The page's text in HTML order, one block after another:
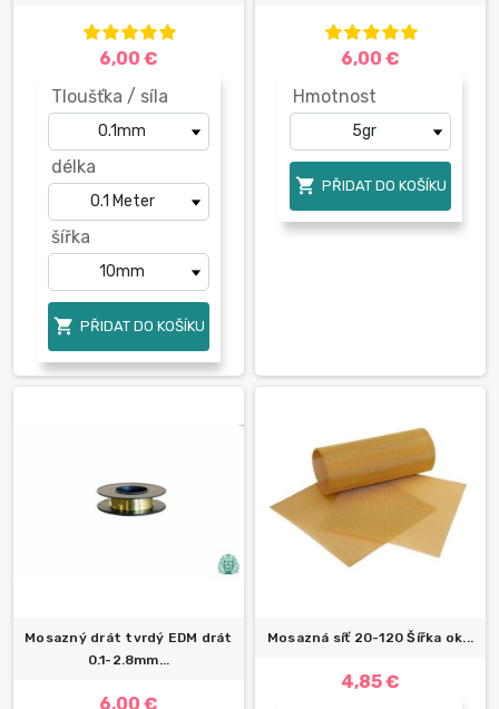
6,00 €
Tloušťka / síla
délka
šířka
 PŘIDAT DO KOŠÍKU
6,00 €
Hmotnost
 PŘIDAT DO KOŠÍKU
Mosazný drát tvrdý EDM drát
0.1-2.8mm...
6,00 €
Mosazná síť 20-120 Šířka ok...
4,85 €